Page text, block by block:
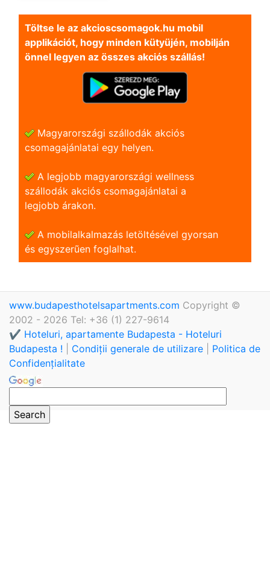
Töltse le az akcioscsomagok.hu mobil
applikációt, hogy minden kütyüjén, mobilján
önnel legyen az összes akciós szállás!
Magyarországi szállodák akciós
csomagajánlatai egy helyen.
A legjobb magyarországi wellness
szállodák akciós csomagajánlatai a
legjobb árakon.
A mobilalkalmazás letöltésével gyorsan
és egyszerũen foglalhat.
www.budapesthotelsapartments.com Copyright ©
2002 - 2026 Tel: +36 (1) 227-9614
✔️ Hoteluri, apartamente Budapesta - Hoteluri
Budapesta !
Condiții generale de utilizare
Politica de
Confidențialitate